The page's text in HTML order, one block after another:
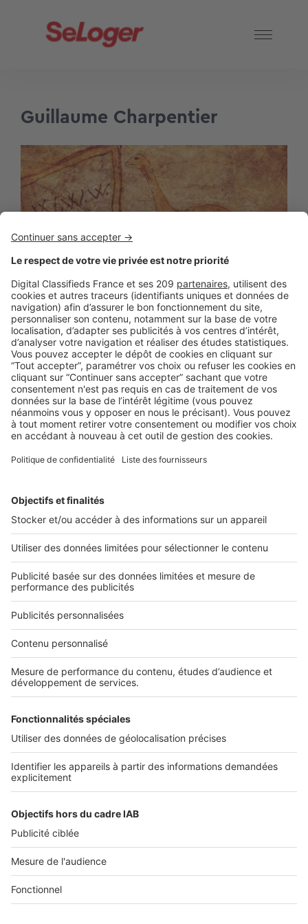
Guillaume Charpentier
AU QUOTIDIEN
10 signes qui montrent que votre site
internet est un dinosaure !
Retrouvez les 10 faux-pas à ne pas commettre pour votre
site internet immobilier. ...
2 rue des Italiens 75009 Paris
01 53 38 80 00
Nos solutions pro
Actualités pro
Nous contacter
Connexion à My SeLoger Pro
Espace Presse